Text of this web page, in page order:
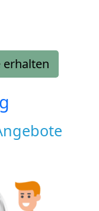
erhalten